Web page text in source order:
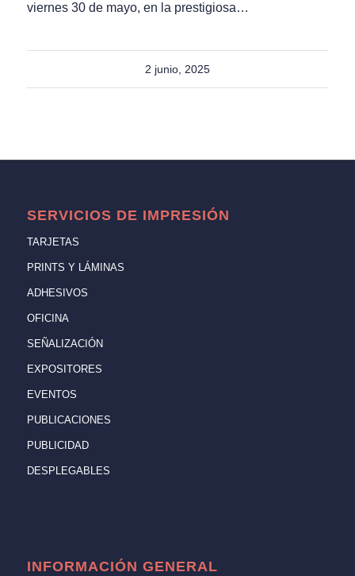
viernes 30 de mayo, en la prestigiosa…
2 junio, 2025
SERVICIOS DE IMPRESIÓN
TARJETAS
PRINTS Y LÁMINAS
ADHESIVOS
OFICINA
SEÑALIZACIÓN
EXPOSITORES
EVENTOS
PUBLICACIONES
PUBLICIDAD
DESPLEGABLES
INFORMACIÓN GENERAL